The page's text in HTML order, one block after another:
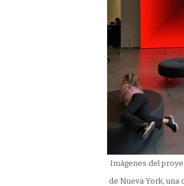
Imágenes del
de Nueva York,